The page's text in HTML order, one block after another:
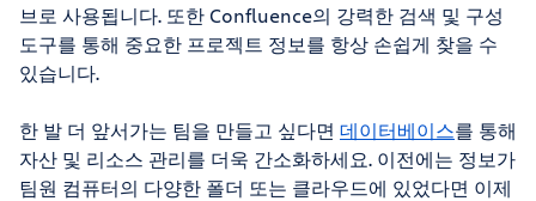
브로 사용됩니다. 또한 Confluence의 강력한 검색 및 구성
도구를 통해 중요한 프로젝트 정보를 항상 손쉽게 찾을 수
있습니다.
한 발 더 앞서가는 팀을 만들고 싶다면 데이터베이스를 통해
자산 및 리소스 관리를 더욱 간소화하세요. 이전에는 정보가
팀원 컴퓨터의 다양한 폴더 또는 클라우드에 있었다면 이제